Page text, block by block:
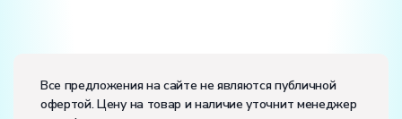
Потребляемая мощность, В·А:22000
Все предложения на сайте не являются публичной
офертой. Цену на товар и наличие уточнит менеджер